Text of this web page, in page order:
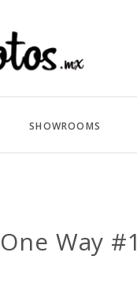
SHOWROOMS
One Way #1